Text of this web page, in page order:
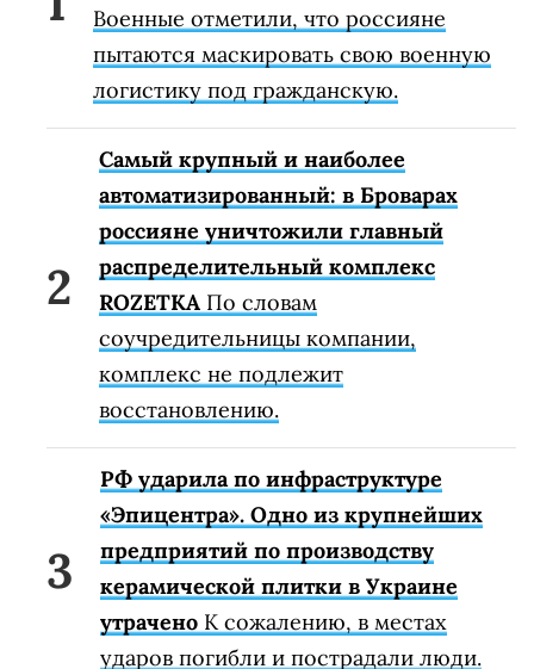
Военные отметили, что россияне
пытаются маскировать свою военную
логистику под гражданскую.
Самый крупный и наиболее
автоматизированный: в Броварах
россияне уничтожили главный
распределительный комплекс
ROZETKA По словам
соучредительницы компании,
комплекс не подлежит
восстановлению.
РФ ударила по инфраструктуре
«Эпицентра». Одно из крупнейших
предприятий по производству
керамической плитки в Украине
утрачено К сожалению, в местах
ударов погибли и пострадали люди.